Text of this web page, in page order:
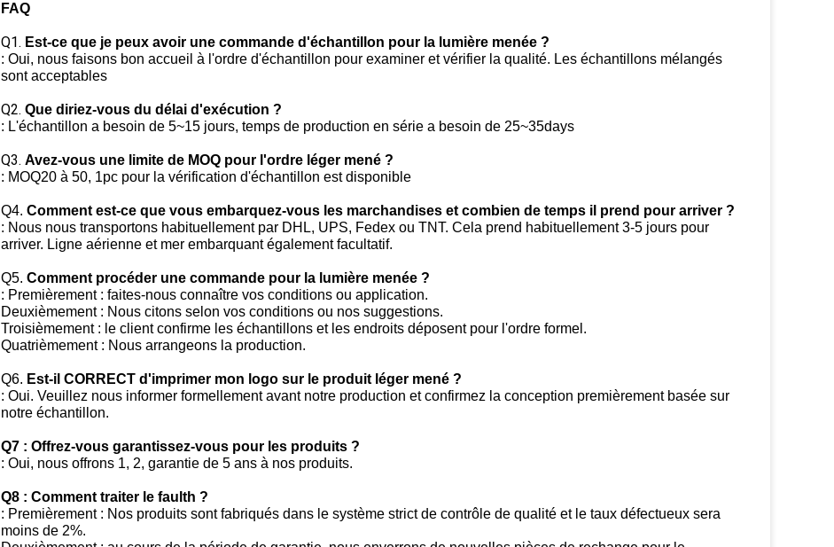
FAQ
Q1. Est-ce que je peux avoir une commande d'échantillon pour la lumière menée ?
: Oui, nous faisons bon accueil à l'ordre d'échantillon pour examiner et vérifier la qualité. Les échantillons mélangés
sont acceptables
Q2. Que diriez-vous du délai d'exécution ?
: L'échantillon a besoin de 5~15 jours, temps de production en série a besoin de 25~35days
Q3. Avez-vous une limite de MOQ pour l'ordre léger mené ?
: MOQ20 à 50, 1pc pour la vérification d'échantillon est disponible
Q4. Comment est-ce que vous embarquez-vous les marchandises et combien de temps il prend pour arriver ?
: Nous nous transportons habituellement par DHL, UPS, Fedex ou TNT. Cela prend habituellement 3-5 jours pour
arriver. Ligne aérienne et mer embarquant également facultatif.
Q5. Comment procéder une commande pour la lumière menée ?
: Premièrement : faites-nous connaître vos conditions ou application.
Deuxièmement : Nous citons selon vos conditions ou nos suggestions.
Troisièmement : le client confirme les échantillons et les endroits déposent pour l'ordre formel.
Quatrièmement : Nous arrangeons la production.
Q6. Est-il CORRECT d'imprimer mon logo sur le produit léger mené ?
: Oui. Veuillez nous informer formellement avant notre production et confirmez la conception premièrement basée sur
notre échantillon.
Q7 : Offrez-vous garantissez-vous pour les produits ?
: Oui, nous offrons 1, 2, garantie de 5 ans à nos produits.
Q8 : Comment traiter le faulth ?
: Premièrement : Nos produits sont fabriqués dans le système strict de contrôle de qualité et le taux défectueux sera
moins de 2%.